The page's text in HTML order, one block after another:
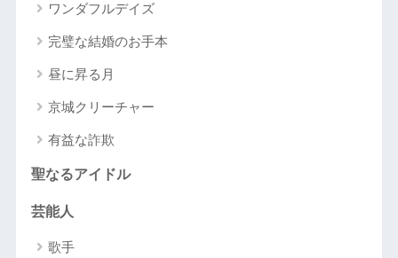
ワンダフルデイズ
完璧な結婚のお手本
昼に昇る月
京城クリーチャー
有益な詐欺
聖なるアイドル
芸能人
歌手